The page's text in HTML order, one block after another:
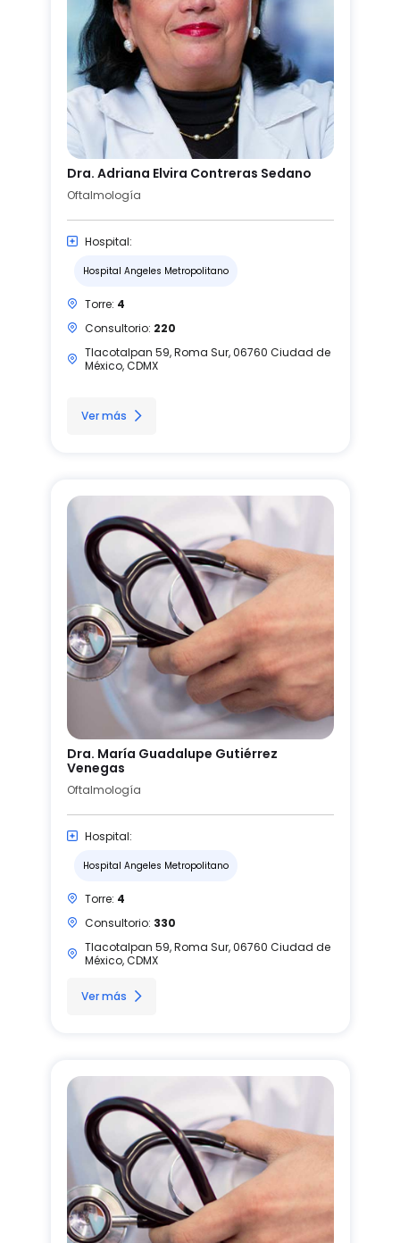
Dra. Adriana Elvira Contreras Sedano
Oftalmología
Hospital:
Hospital Angeles Metropolitano
Torre: 4
Consultorio: 220
Tlacotalpan 59, Roma Sur, 06760 Ciudad de
México, CDMX
Ver más
Dra. María Guadalupe Gutiérrez
Venegas
Oftalmología
Hospital:
Hospital Angeles Metropolitano
Torre: 4
Consultorio: 330
Tlacotalpan 59, Roma Sur, 06760 Ciudad de
México, CDMX
Ver más